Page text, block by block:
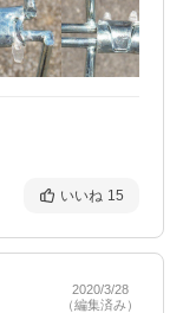
いいね 15
2020/3/28
（編集済み）